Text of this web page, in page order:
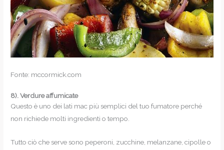
Fonte: mccormick.com
8).Verdure affumicate
Questo è uno dei lati mac più semplici del tuo fumatore perché
non richiede molti ingredienti o tempo.
Tutto ciò che serve sono peperoni, zucchine, melanzane, cipolle o